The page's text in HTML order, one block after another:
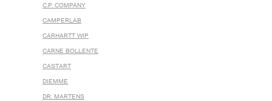
C.P. COMPANY
CAMPERLAB
CARHARTT WIP
CARNE BOLLENTE
CASTART
DIEMME
DR. MARTENS